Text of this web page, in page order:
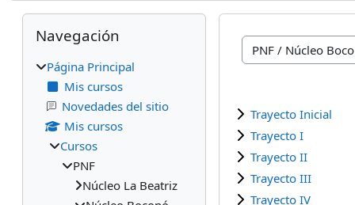
Categorías
Trayecto Inicial
Trayecto I
Trayecto II
Trayecto III
Trayecto IV
Bloques
Salta Navegación
Navegación
Página Principal
Mis cursos
Novedades del sitio
Mis cursos
Cursos
PNF
Núcleo La Beatriz